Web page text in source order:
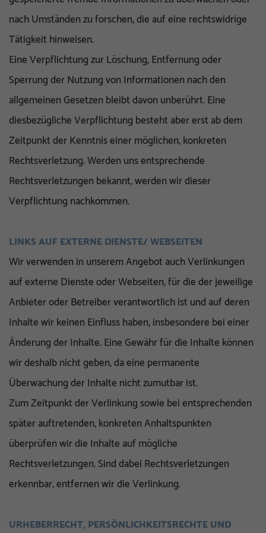
nach Umständen zu forschen, die auf eine rechtswidrige
Tätigkeit hinweisen.
Eine Verpflichtung zur Löschung, Entfernung oder
Sperrung der Nutzung von Informationen nach den
allgemeinen Gesetzen bleibt davon unberührt. Eine
diesbezügliche Verpflichtung besteht aber erst ab dem
Zeitpunkt der Kenntnis einer möglichen, konkreten
Rechtsverletzung. Werden uns entsprechende
Rechtsverletzungen bekannt, werden wir dieser
Verpflichtung nachkommen.
LINKS AUF EXTERNE DIENSTE/ WEBSEITEN
Wir verwenden in unserem Angebot auch Verlinkungen
auf externe Dienste oder Webseiten, für die der jeweilige
Anbieter oder Betreiber verantwortlich ist und auf deren
Inhalte wir keinen Einfluss haben, insbesondere bei einer
Änderung der Inhalte. Eine Gewähr für die Inhalte können
wir deshalb nicht geben, da eine permanente
Überwachung der Inhalte nicht zumutbar ist.
Zum Zeitpunkt der Verlinkung sowie bei entsprechenden
später auftretenden, konkreten Anhaltspunkten
überprüfen wir die Inhalte auf mögliche
Rechtsverletzungen. Sind dabei Rechtsverletzungen
erkennbar, entfernen wir die Verlinkung.
URHEBERRECHT, PERSÖNLICHKEITSRECHTE UND